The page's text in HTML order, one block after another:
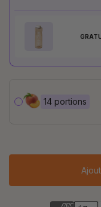
14 portions